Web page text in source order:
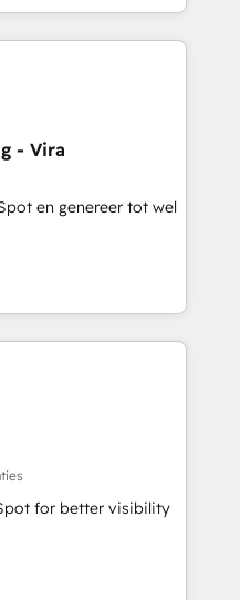
- Vira
en genereer tot wel
for better visibility